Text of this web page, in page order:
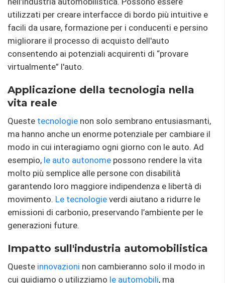
utilizzati per creare interfacce di bordo più intuitive e
facili da usare, formazione per i conducenti e persino
migliorare il processo di acquisto dell'auto
consentendo ai potenziali acquirenti di “provare
virtualmente” l'auto.
Applicazione della tecnologia nella
vita reale
Queste tecnologie non solo sembrano entusiasmanti,
ma hanno anche un enorme potenziale per cambiare il
modo in cui interagiamo ogni giorno con le auto. Ad
esempio, le auto autonome possono rendere la vita
molto più semplice alle persone con disabilità
garantendo loro maggiore indipendenza e libertà di
movimento. Le tecnologie verdi aiutano a ridurre le
emissioni di carbonio, preservando l’ambiente per le
generazioni future.
Impatto sull'industria automobilistica
Queste innovazioni non cambieranno solo il modo in
cui guidiamo o utilizziamo le automobili, ma